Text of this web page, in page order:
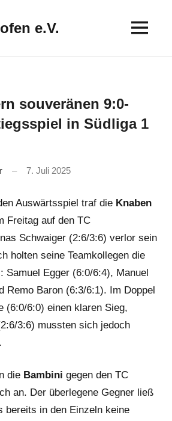
e.V.
souveränen 9:0-
in Südliga 1
7. Juli 2025
Auswärtsspiel traf die Knaben
Freitag auf den TC
Schwaiger (2:6/3:6) verlor sein
holten seine Teamkollegen die
Samuel Egger (6:0/6:4), Manuel
Remo Baron (6:3/6:1). Im Doppel
(6:0/6:0) einen klaren Sieg,
3:6) mussten sich jedoch
die Bambini gegen den TC
an. Der überlegene Gegner ließ
bereits in den Einzeln keine